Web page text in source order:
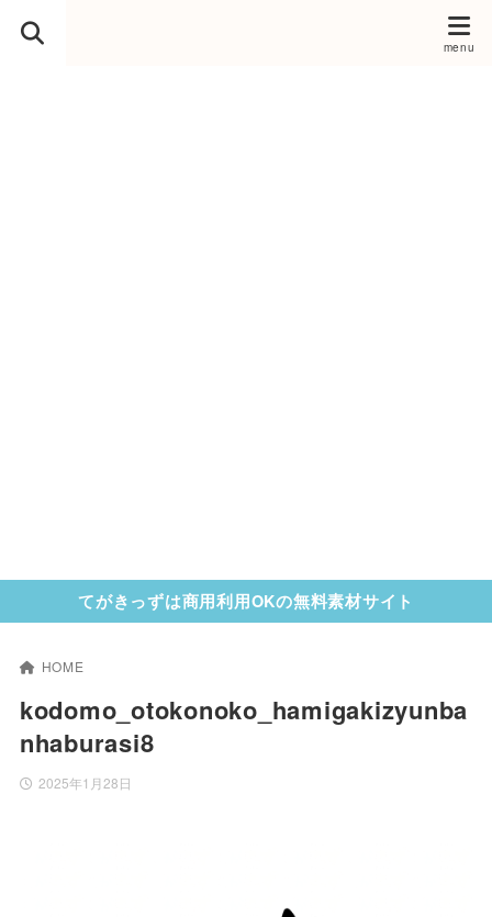
てがきっずは商用利用OKの無料素材サイト
HOME
kodomo_otokonoko_hamigakizyunba
nhaburasi8
2025年1月28日